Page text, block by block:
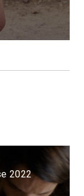
2022